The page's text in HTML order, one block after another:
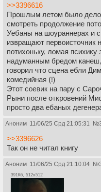
>>3396616
Прошлым летом было дело,
смотреть продолжение
Уебаны на шоураннерах и
извращают первоисточник
потихоньку, ломая
надуманным бредом
говорил что сцена ебли
комедийная (!)
Этот соевик на пару с
Рыни после откровений
просто два ебаных
Аноним 11/06/25 Срд 21:05:31 №
>>3396626
Так он не читал книгу
Аноним 11/06/25 Срд 21:10:04 №
391Кб, 512x512